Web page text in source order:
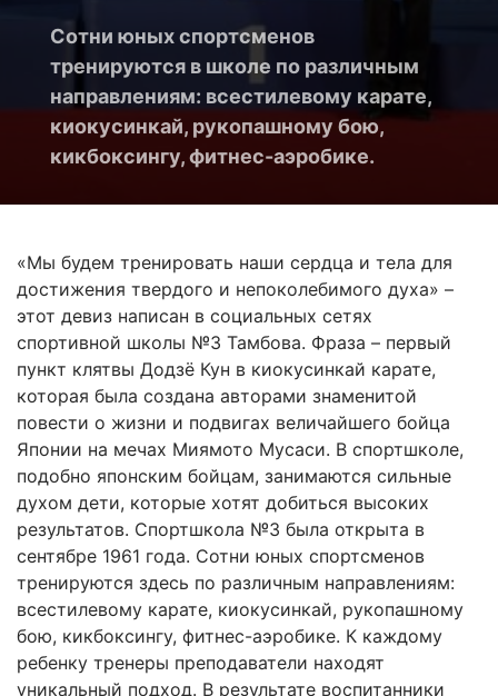
Сотни юных спортсменов
тренируются в школе по различным
направлениям: всестилевому карате,
киокусинкай, рукопашному бою,
кикбоксингу, фитнес-аэробике.
«Мы будем тренировать наши сердца и тела для
достижения твердого и непоколебимого духа» –
этот девиз написан в социальных сетях
спортивной школы №3 Тамбова. Фраза – первый
пункт клятвы Додзё Кун в киокусинкай карате,
которая была создана авторами знаменитой
повести о жизни и подвигах величайшего бойца
Японии на мечах Миямото Мусаси. В спортшколе,
подобно японским бойцам, занимаются сильные
духом дети, которые хотят добиться высоких
результатов. Спортшкола №3 была открыта в
сентябре 1961 года. Сотни юных спортсменов
тренируются здесь по различным направлениям:
всестилевому карате, киокусинкай, рукопашному
бою, кикбоксингу, фитнес-аэробике. К каждому
ребенку тренеры преподаватели находят
уникальный подход. В результате воспитанники